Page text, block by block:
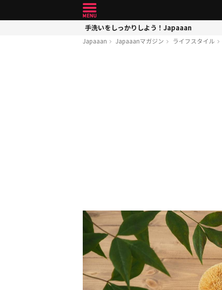
手洗いをしっかりしよう！Japaaan
Japaaan Japaaanマガジン ライフスタイル